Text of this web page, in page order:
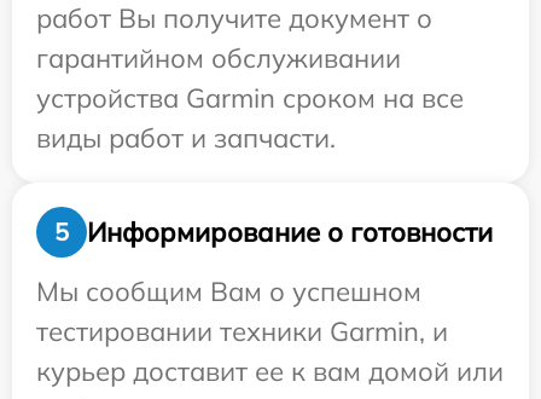
работ Вы получите документ о
гарантийном обслуживании
устройства Garmin сроком на все
виды работ и запчасти.
5
Информирование о готовности
Мы сообщим Вам о успешном
тестировании техники Garmin, и
курьер доставит ее к вам домой или